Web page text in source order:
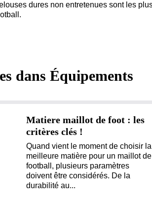
dures non entretenues sont les
dans Équipements
Matiere maillot de foot : les
critères clés !
Quand vient le moment de choisir la
meilleure matière pour un maillot de
football, plusieurs paramètres
doivent être considérés. De la
durabilité au...